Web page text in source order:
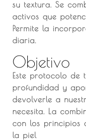
su textura. Se
activos que
Permite la
diaria.
Objetivo
Este protocolo de
profundidad y
devolverle a
necesita. La
con los principios
la piel